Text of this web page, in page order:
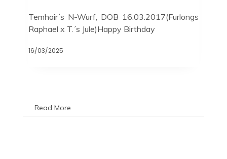
Temhair´s N-Wurf, DOB 16.03.2017(Furlongs
Raphael x T.´s Jule)Happy Birthday
16/03/2025
Read More